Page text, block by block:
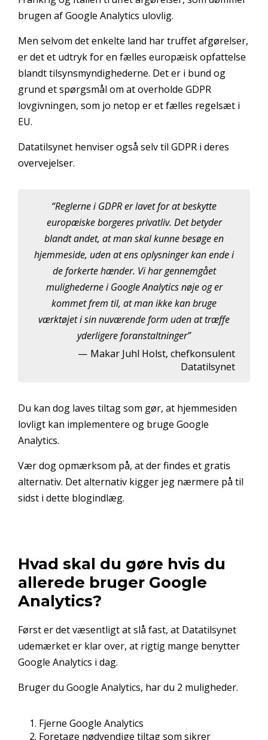
brugen af Google Analytics ulovlig.
Men selvom det enkelte land har truffet afgørelser,
er det et udtryk for en fælles europæisk opfattelse
blandt tilsynsmyndighederne. Det er i bund og
grund et spørgsmål om at overholde GDPR
lovgivningen, som jo netop er et fælles regelsæt i
EU.
Datatilsynet henviser også selv til GDPR i deres
overvejelser.
Reglerne i GDPR er lavet for at beskytte
europæiske borgeres privatliv. Det betyder
blandt andet, at man skal kunne besøge en
hjemmeside, uden at ens oplysninger kan ende i
de forkerte hænder. Vi har gennemgået
mulighederne i Google Analytics nøje og er
kommet frem til, at man ikke kan bruge
værktøjet i sin nuværende form uden at træffe
yderligere foranstaltninger
Makar Juhl Holst, chefkonsulent
Datatilsynet
Du kan dog laves tiltag som gør, at hjemmesiden
lovligt kan implementere og bruge Google
Analytics.
Vær dog opmærksom på, at der findes et gratis
alternativ. Det alternativ kigger jeg nærmere på til
sidst i dette blogindlæg.
Hvad skal du gøre hvis du
allerede bruger Google
Analytics?
Først er det væsentligt at slå fast, at Datatilsynet
udemærket er klar over, at rigtig mange benytter
Google Analytics i dag.
Bruger du Google Analytics, har du 2 muligheder.
Fjerne Google Analytics
Foretage nødvendige tiltag som sikrer